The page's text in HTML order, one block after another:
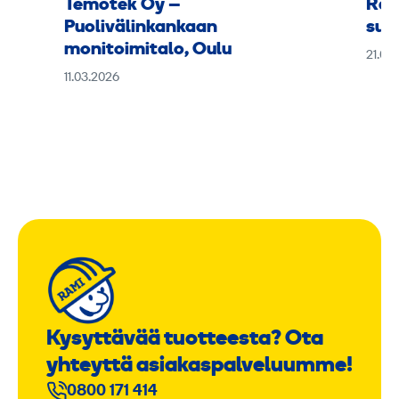
Temotek Oy –
Puolivälinkankaan
monitoimitalo, Oulu
11.03.2026
Kysyttävää tuotteesta? Ota
yhteyttä asiakaspalveluumme!
0800 171 414